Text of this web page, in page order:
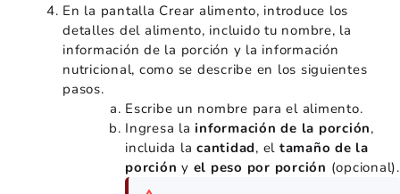
En la pantalla Crear alimento, introduce los
detalles del alimento, incluido tu nombre, la
información de la porción y la información
nutricional, como se describe en los siguientes
pasos.
Escribe un nombre para el alimento.
Ingresa lainformación de la porción,
incluida la cantidad, el tamaño de la
porción y el peso por porción (opcional).